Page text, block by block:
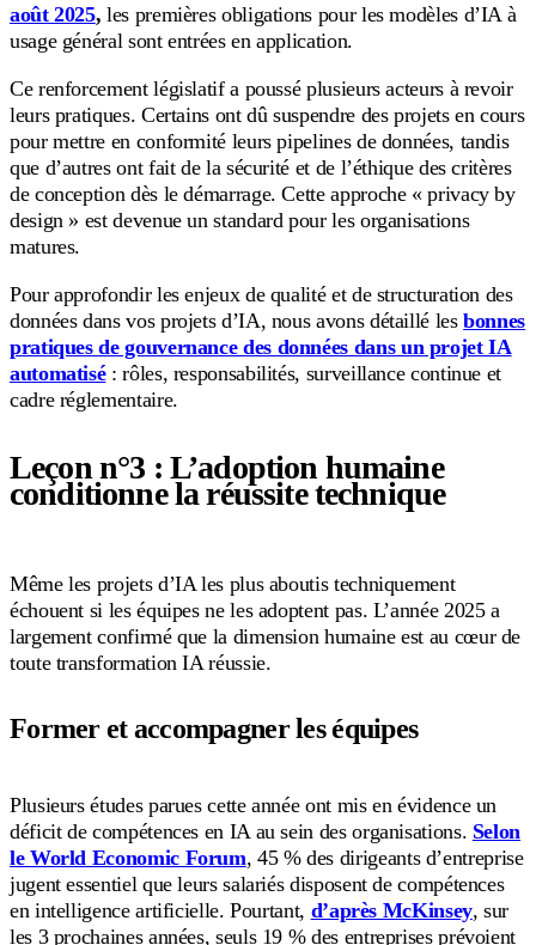
août 2025, les premières obligations pour les modèles d’IA à
usage général sont entrées en application.
Ce renforcement législatif a poussé plusieurs acteurs à revoir
leurs pratiques. Certains ont dû suspendre des projets en cours
pour mettre en conformité leurs pipelines de données, tandis
que d’autres ont fait de la sécurité et de l’éthique des critères
de conception dès le démarrage. Cette approche « privacy by
design » est devenue un standard pour les organisations
matures.
Pour approfondir les enjeux de qualité et de structuration des
données dans vos projets d’IA, nous avons détaillé lesbonnes
pratiques de gouvernance des données dans un projet IA
automatisé: rôles, responsabilités, surveillance continue et
cadre réglementaire.
Leçon n°3 : L’adoption humaine
conditionne la réussite technique
Même les projets d’IA les plus aboutis techniquement
échouent si les équipes ne les adoptent pas. L’année 2025 a
largement confirmé que la dimension humaine est au cœur de
toute transformation IA réussie.
Former et accompagner les équipes
Plusieurs études parues cette année ont mis en évidence un
déficit de compétences en IA au sein des organisations. Selon
le World Economic Forum, 45 % des dirigeants d’entreprise
jugent essentiel que leurs salariés disposent de compétences
en intelligence artificielle. Pourtant, d’après McKinsey, sur
les 3 prochaines années, seuls 19 % des entreprises prévoient